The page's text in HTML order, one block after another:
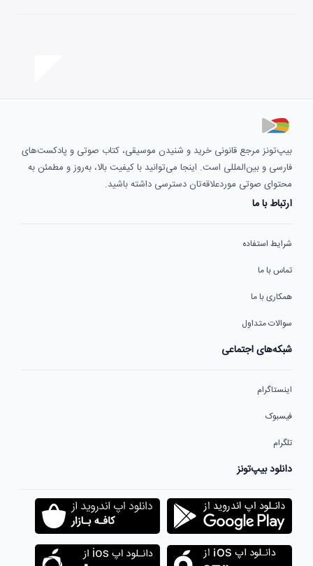
بیپ‌تونز مرجع قانونی خرید و شنیدن موسیقی، کتاب صوتی و پادکست‌های
فارسی و بین‌المللی است. اینجا می‌توانید با کیفیت بالا، به‌روز و مطمئن به
محتوای صوتی موردعلاقه‌تان دسترسی داشته باشید.
ارتباط با ما
شرایط استفاده
تماس با ما
همکاری با ما
سوالات متداول
شبکه‌های اجتماعی
اینستاگرام
فیسبوک
تلگرام
دانلود بیپ‌تونز